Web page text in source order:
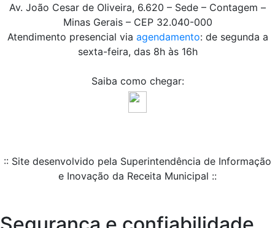
Av. João Cesar de Oliveira, 6.620 – Sede – Contagem –
Minas Gerais – CEP 32.040-000
Atendimento presencial via agendamento: de segunda a
sexta-feira, das 8h às 16h
Saiba como chegar:
:: Site desenvolvido pela Superintendência de Informação
e Inovação da Receita Municipal ::